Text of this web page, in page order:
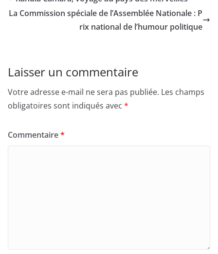
La Commission spéciale de l’Assemblée Nationale : P
rix national de l’humour politique
Laisser un commentaire
Votre adresse e-mail ne sera pas publiée. Les champs
obligatoires sont indiqués avec *
Commentaire*